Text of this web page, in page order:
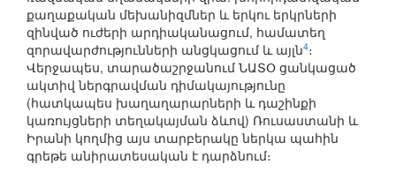
քաղաքական մեխանիզմներ և երկու երկրների
զինված ուժերի արդիականացում, համատեղ
զորավարժությունների անցկացում և այլն4։
Վերջապես, տարածաշրջանում ՆԱՏՕ ցանկացած
ակտիվ ներգրավման դիմակայությունը
(հատկապես խաղաղարարների և դաշինքի
կառույցների տեղակայման ձևով) Ռուսաստանի և
Իրանի կողմից այս տարբերակը ներկա պահին
գրեթե անիրատեսական է դարձնում։